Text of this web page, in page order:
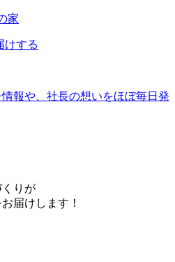
家
けする
報や、社長の想いをほぼ毎日発
りが
届けします！